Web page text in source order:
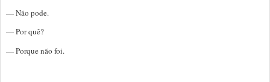
— Não pode.
— Por quê?
— Porque não foi.